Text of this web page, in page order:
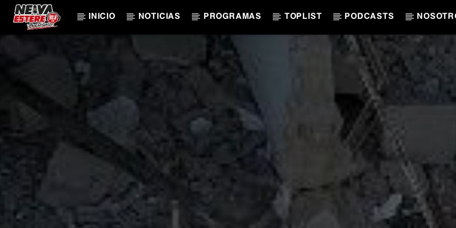
INICIO NOTICIAS PROGRAMAS TOPLIST PODCASTS
TÍTULO
ARTISTA